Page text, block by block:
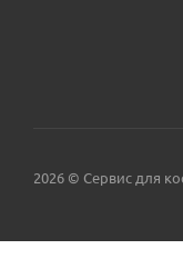
2026 © Сервис для